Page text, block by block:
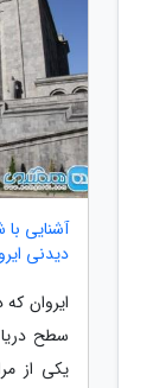
آشنایی
دیدنی
سطح
یکی از